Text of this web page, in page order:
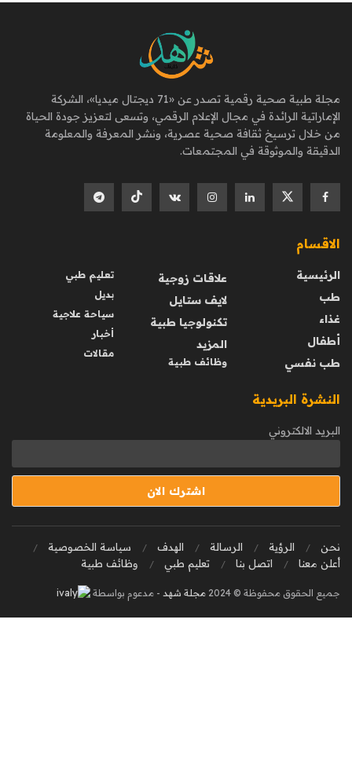
مجلة طبية صحية رقمية تصدر عن «71 ديجتال ميديا»، الشركة
الإماراتية الرائدة في مجال الإعلام الرقمي، وتسعى لتعزيز جودة الحياة
من خلال ترسيخ ثقافة صحية عصرية، ونشر المعرفة والمعلومة
الدقيقة والموثوقة في المجتمعات.
الاقسام
الرئيسية
طب
غذاء
أطفال
طب نفسي
علاقات زوجية
لايف ستايل
تكنولوجيا طبية
المزيد
وظائف طبية
تعليم طبي
بديل
سياحة علاجية
أخبار
مقالات
النشرة البريدية
البريد الالكتروني
نحن الرؤية الرسالة الهدف
سياسة الخصوصية
أعلن معنا
اتصل بنا تعليم طبي وظائف طبية
جميع الحقوق محفوظة © 2024 مجلة شهد - مدعوم بواسطة